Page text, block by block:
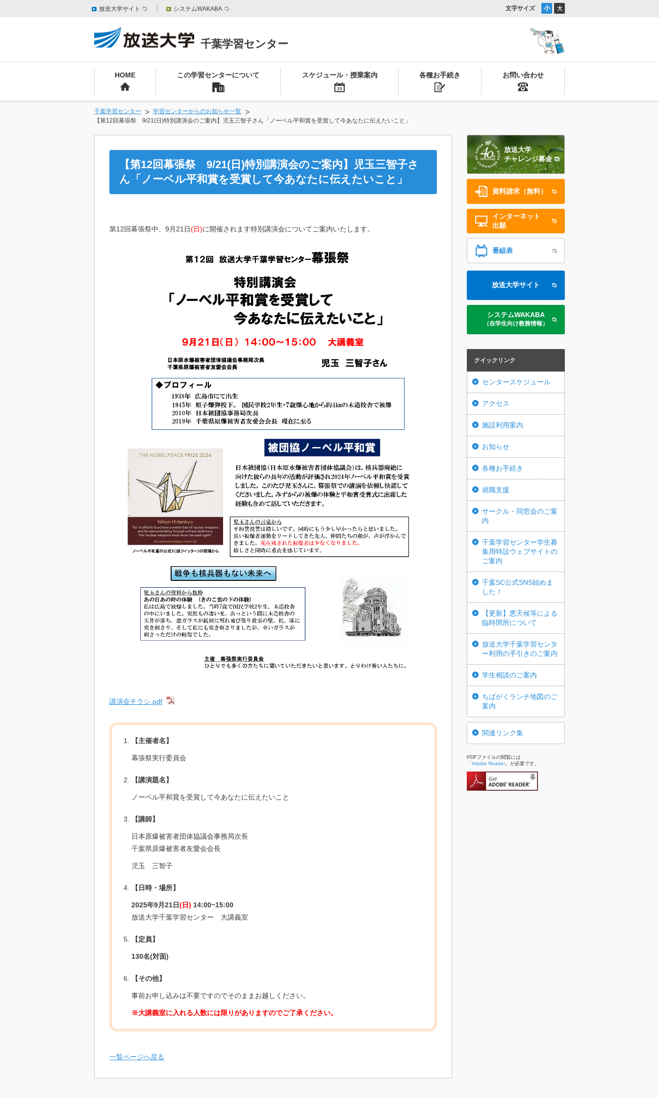
放送大学サイト システムWAKABA 文字サイズ 大
小
千葉学習センター
HOME この学習センターについて スケジュール・授業案内 各種お手続き お問い合わせ
千葉学習センター
学習センターからのお知らせ一覧
【第12回幕張祭 9/21(日)特別講演会のご案内】児玉三智子さん「ノーベル平和賞を受賞して今あなたに伝えたいこと」
【第12回幕張祭 9/21(日)特別講演会のご案内】児玉三智子さ
ん「ノーベル平和賞を受賞して今あなたに伝えたいこと」
第12回幕張祭中、9月21日(日)に開催されます特別講演会についてご案内いたします。
講演会チラシ.pdf
【主催者名】
幕張祭実行委員会
【講演題名】
ノーベル平和賞を受賞して今あなたに伝えたいこと
【講師】
日本原爆被害者団体協議会事務局次長
千葉県原爆被害者友愛会会長
児玉 三智子
【日時・場所】
2025年9月21日(日) 14:00~15:00
放送大学千葉学習センター 大講義室
【定員】
130名(対面)
【その他】
事前お申し込みは不要ですのでそのままお越しください。
※大講義室に入れる人数には限りがありますのでご了承ください。
一覧ページへ戻る
放送大学
チャレンジ募金
資料請求（無料）
インターネット
出願
番組表
放送大学サイト
システムWAKABA
（在学生向け教務情報）
クイックリンク
センタースケジュール
アクセス
施設利用案内
お知らせ
各種お手続き
就職支援
サークル・同窓会のご案
内
千葉学習センター学生募
集用特設ウェブサイトの
ご案内
千葉SC公式SNS始めま
した！
【更新】悪天候等による
臨時閉所について
放送大学千葉学習センタ
ー利用の手引きのご案内
学生相談のご案内
ちばがくランチ地図のご
案内
関連リンク集
PDFファイルの閲覧には
「Adobe Reader」が必要です。